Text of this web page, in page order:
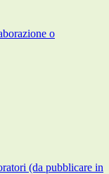
o
(da pubblicare in